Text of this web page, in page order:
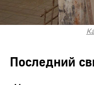
Последний